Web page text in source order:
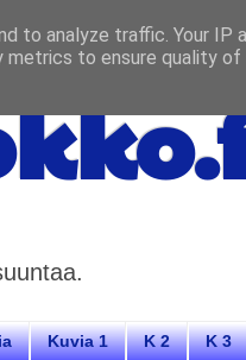
Kuvia 1 K 2 K 3
to analyze traffic. Your IP
to ensure quality of